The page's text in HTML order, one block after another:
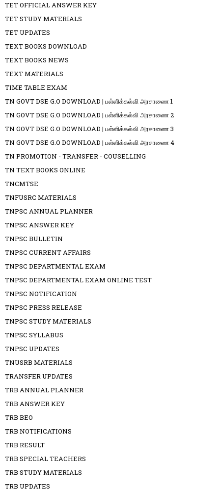
TET OFFICIAL ANSWER KEY
TET STUDY MATERIALS
TET UPDATES
TEXT BOOKS DOWNLOAD
TEXT BOOKS NEWS
TEXT MATERIALS
TIME TABLE EXAM
TN GOVT DSE G.O DOWNLOAD | பள்ளிக்கல்வி அரசாணை 1
TN GOVT DSE G.O DOWNLOAD | பள்ளிக்கல்வி அரசாணை 2
TN GOVT DSE G.O DOWNLOAD | பள்ளிக்கல்வி அரசாணை 3
TN GOVT DSE G.O DOWNLOAD | பள்ளிக்கல்வி அரசாணை 4
TN PROMOTION - TRANSFER - COUSELLING
TN TEXT BOOKS ONLINE
TNCMTSE
TNFUSRC MATERIALS
TNPSC ANNUAL PLANNER
TNPSC ANSWER KEY
TNPSC BULLETIN
TNPSC CURRENT AFFAIRS
TNPSC DEPARTMENTAL EXAM
TNPSC DEPARTMENTAL EXAM ONLINE TEST
TNPSC NOTIFICATION
TNPSC PRESS RELEASE
TNPSC STUDY MATERIALS
TNPSC SYLLABUS
TNPSC UPDATES
TNUSRB MATERIALS
TRANSFER UPDATES
TRB ANNUAL PLANNER
TRB ANSWER KEY
TRB BEO
TRB NOTIFICATIONS
TRB RESULT
TRB SPECIAL TEACHERS
TRB STUDY MATERIALS
TRB UPDATES